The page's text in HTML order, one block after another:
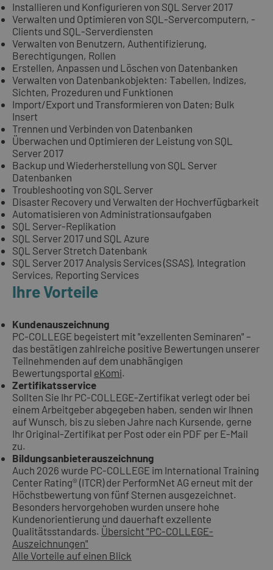
Installieren und Konfigurieren von SQL Server 2017
Verwalten und Optimieren von SQL-Servercomputern, -
Clients und SQL-Serverdiensten
Verwalten von Benutzern, Authentifizierung,
Berechtigungen, Rollen
Erstellen, Anpassen und Löschen von Datenbanken
Verwalten von Datenbankobjekten: Tabellen, Indizes,
Sichten, Prozeduren und Funktionen
Import/Export und Transformieren von Daten; Bulk
Insert
Trennen und Verbinden von Datenbanken
Überwachen und Optimieren der Leistung von SQL
Server 2017
Backup und Wiederherstellung von SQL Server
Datenbanken
Troubleshooting von SQL Server
Disaster Recovery und Verwalten der Hochverfügbarkeit
Automatisieren von Administrationsaufgaben
SQL Server-Replikation
SQL Server 2017 und SQL Azure
SQL Server Stretch Datenbank
SQL Server 2017 Analysis Services (SSAS), Integration
Services, Reporting Services
Ihre Vorteile
Kundenauszeichnung
PC-COLLEGE begeistert mit "exzellenten Seminaren" –
das bestätigen zahlreiche positive Bewertungen unserer
Teilnehmenden auf dem unabhängigen
Bewertungsportal eKomi.
Zertifikatsservice
Sollten Sie Ihr PC-COLLEGE-Zertifikat verlegt oder bei
einem Arbeitgeber abgegeben haben, senden wir Ihnen
auf Wunsch, bis zu sieben Jahre nach Kursende, gerne
Ihr Original-Zertifikat per Post oder ein PDF per E-Mail
zu.
Bildungsanbieterauszeichnung
Auch 2026 wurde PC-COLLEGE im International Training
Center Rating® (ITCR) der PerformNet AG erneut mit der
Höchstbewertung von fünf Sternen ausgezeichnet.
Besonders hervorgehoben wurden unsere hohe
Kundenorientierung und dauerhaft exzellente
Qualitätsstandards. Übersicht "PC-COLLEGE-
Auszeichnungen"
Alle Vorteile auf einen Blick